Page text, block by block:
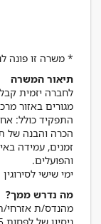
* משרה זו פונה
תיאור המשרה
לחברה יזמית
התפקיד כולל:
הכרה והבנה של
זמנים, עמידה
ימי שישי לסירוגין
מה נדרש ממך?